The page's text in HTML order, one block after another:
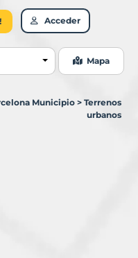
Acceder
Mapa
Municipio > Terrenos
urbanos